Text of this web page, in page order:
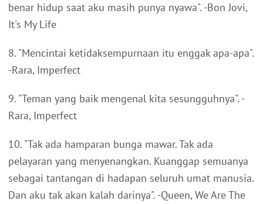
benar hidup saat aku masih punya nyawa". -Bon Jovi,
It's My Life
8. "Mencintai ketidaksempurnaan itu enggak apa-apa".
-Rara, Imperfect
9. "Teman yang baik mengenal kita sesungguhnya". -
Rara, Imperfect
10. "Tak ada hamparan bunga mawar. Tak ada
pelayaran yang menyenangkan. Kuanggap semuanya
sebagai tantangan di hadapan seluruh umat manusia.
Dan aku tak akan kalah darinya". -Queen, We Are The